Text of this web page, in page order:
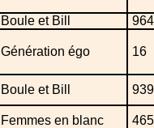
Boule et Bill
Génération égo 16
Boule et Bill
Femmes en blanc
465